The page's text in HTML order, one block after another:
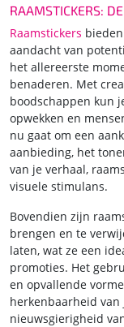
RAAMSTICKERS:
Raamstickers
aandacht van
het allereerste
benaderen. Met
boodschappen kun
opwekken en
nu gaat om een
aanbieding, het
van je verhaal,
visuele stimulans.
Bovendien zijn
brengen en te
laten, wat ze een
promoties. Het
en opvallende
herkenbaarheid
nieuwsgierigheid